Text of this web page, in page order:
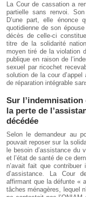
La Cour de cassation a
partielle sans renvoi.
D’une part, elle énonce
quotidienne de son
décès de celle-ci
titre de la solidarité
moyen tiré de la violation
publique en raison de
sexuel par ricochet
solution de la cour
de réparation intégrable
Sur
la perte de
décédée
Selon le demandeur au
pouvait reposer sur la
le besoin d’assistance du
et l’état de santé de ce
n’avait fait que
d’assistance. La Cour
affirmant que la défunte «
tâches ménagères, lequel